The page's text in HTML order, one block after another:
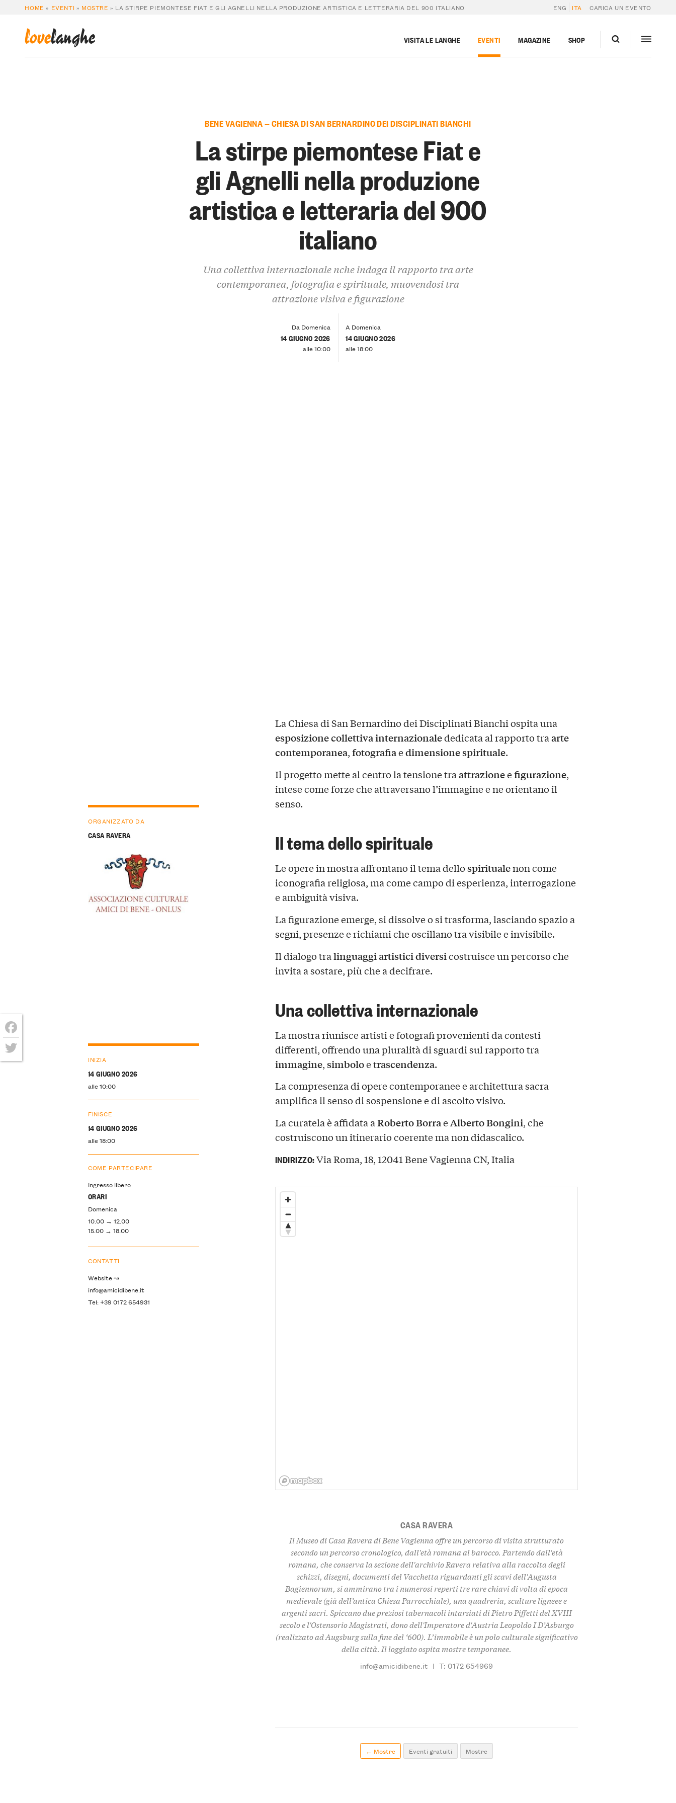
HOME » EVENTI » MOSTRE » LA STIRPE PIEMONTESE FIAT E GLI AGNELLI NELLA PRODUZIONE ARTISTICA E LETTERARIA DEL 900 ITALIANO ENG ITA CARICA UN EVENTO
lovelanghe VISITA LE LANGHE EVENTI MAGAZINE SHOP
BENE VAGIENNA — CHIESA DI SAN BERNARDINO DEI DISCIPLINATI BIANCHI
La stirpe piemontese Fiat e
gli Agnelli nella produzione
artistica e letteraria del 900
italiano
Una collettiva internazionale nche indaga il rapporto tra arte
contemporanea, fotografia e spirituale, muovendosi tra
attrazione visiva e figurazione
Da Domenica
14 GIUGNO 2026
alle 10:00
A Domenica
14 GIUGNO 2026
alle 18:00
La Chiesa di San Bernardino dei Disciplinati Bianchi ospita una
esposizione collettiva internazionalededicata al rapporto traarte
contemporanea,fotografiaedimensione spirituale.
Il progetto mette al centro la tensione traattrazioneefigurazione,
intese come forze che attraversano l’immagine e ne orientano il
senso.
Il tema dello spirituale
Le opere in mostra affrontano il tema dellospiritualenon come
iconografia religiosa, ma come campo di esperienza, interrogazione
e ambiguità visiva.
La figurazione emerge, si dissolve o si trasforma, lasciando spazio a
segni, presenze e richiami che oscillano tra visibile e invisibile.
Il dialogo tralinguaggi artistici diversicostruisce un percorso che
invita a sostare, più che a decifrare.
Una collettiva internazionale
La mostra riunisce artisti e fotografi provenienti da contesti
differenti, offrendo una pluralità di sguardi sul rapporto tra
immagine,simboloetrascendenza.
La compresenza di opere contemporanee e architettura sacra
amplifica il senso di sospensione e di ascolto visivo.
La curatela è affidata aRoberto BorraeAlberto Bongini, che
costruiscono un itinerario coerente ma non didascalico.
ORGANIZZATO DA
CASA RAVERA
INIZIA
14 GIUGNO 2026
alle 10:00
FINISCE
14 GIUGNO 2026
alle 18:00
COME PARTECIPARE
Ingresso libero
ORARI
Domenica
10.00 → 12.00
15.00 → 18.00
CONTATTI
Website ↝
info@amicidibene.it
Tel: +39 0172 654931
INDIRIZZO:Via Roma, 18, 12041 Bene Vagienna CN, Italia
CASA RAVERA
Il Museo di Casa Ravera di Bene Vagienna offre un percorso di visita strutturato
secondo un percorso cronologico, dall'età romana al barocco. Partendo dall'età
romana, che conserva la sezione dell'archivio Ravera relativa alla raccolta degli
schizzi, disegni, documenti del Vacchetta riguardanti gli scavi dell'Augusta
Bagiennorum, si ammirano tra i numerosi reperti tre rare chiavi di volta di epoca
medievale (già dell’antica Chiesa Parrocchiale), una quadreria, sculture ligneee e
argenti sacri. Spiccano due preziosi tabernacoli intarsiati di Pietro Piffetti del XVIII
secolo e l'Ostensorio Magistrati, dono dell'Imperatore d'Austria Leopoldo I D’Asburgo
(realizzato ad Augsburg sulla fine del ‘600). L’immobile è un polo culturale significativo
della città. Il loggiato ospita mostre temporanee.
info@amicidibene.it | T: 0172 654969
← Mostre Eventi gratuiti Mostre
Facebook
Twitter